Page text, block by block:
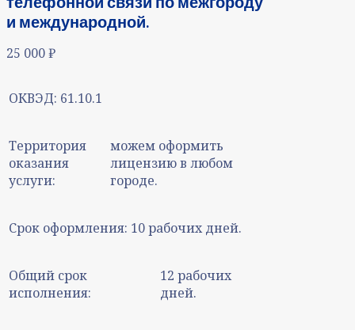
и международной.
25 000₽
ОКВЭД: 61.10.1
Территория
оказания
услуги:
можем оформить
лицензию в любом
городе.
Срок оформления: 10 рабочих дней.
Общий срок
исполнения:
12 рабочих
дней.